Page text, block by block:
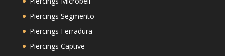
Piercings Segmento
Piercings Ferradura
Piercings Captive